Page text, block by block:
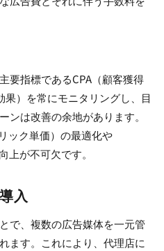
要指標であるCPA（顧客獲得
）を常にモニタリングし、目
ンは改善の余地があります。
ック単価）の最適化や
上が不可欠です。
入
で、複数の広告媒体を一元管
ます。これにより、代理店に